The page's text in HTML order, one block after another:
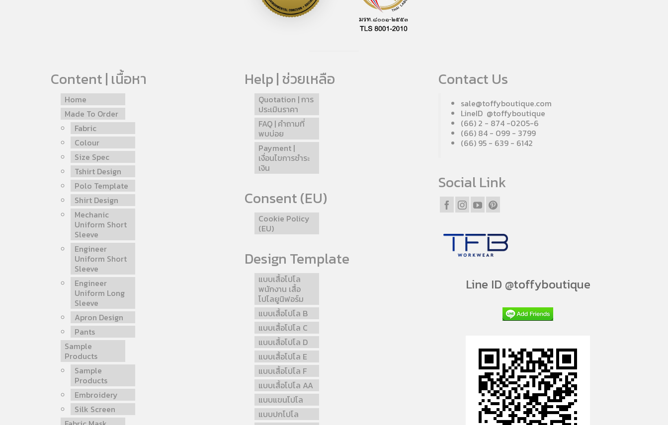
Content | เนื้อหา
Home
Made To Order
Fabric
Colour
Size Spec
Tshirt Design
Polo Template
Shirt Design
Mechanic
Uniform Short
Sleeve
Engineer
Uniform Short
Sleeve
Engineer
Uniform Long
Sleeve
Apron Design
Pants
Sample
Products
Sample
Products
Embroidery
Silk Screen
Help | ช่วยเหลือ
Quotation | การ
ประเมินราคา
FAQ | คำถามที่
พบบ่อย
Payment |
เงื่อนไขการชำระ
เงิน
Consent (EU)
Cookie Policy
(EU)
Design Template
แบบเสื้อโปโล
พนักงาน เสื้อ
โปโลยูนิฟอร์ม
แบบเสื้อโปโล B
แบบเสื้อโปโล C
แบบเสื้อโปโล D
แบบเสื้อโปโล E
แบบเสื้อโปโล F
แบบเสื้อโปโล AA
แบบแขนโปโล
แบบปกโปโล
Contact Us
sale@toffyboutique.com
LineID @toffyboutique
(66) 2 - 874 -0205-6
(66) 84 - 099 - 3799
(66) 95 - 639 - 6142
Social Link
Line ID @toffyboutique